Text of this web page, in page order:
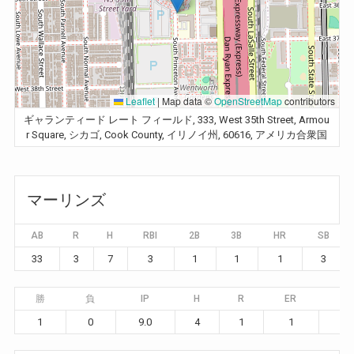
Leaflet | Map data ©OpenStreetMapcontributors
ギャランティード レート フィールド, 333, West 35th Street, Armou
r Square, シカゴ, Cook County, イリノイ州, 60616, アメリカ合衆国
マーリンズ
AB R H RBI 2B 3B HR SB
33 3 7 3 1 1 1 3
勝 負 IP H R ER
1 0 9.0 4 1 1